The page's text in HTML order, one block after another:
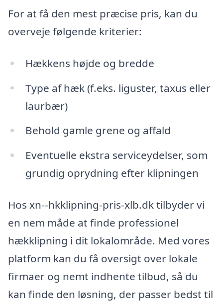
For at få den mest præcise pris, kan du
overveje følgende kriterier:
Hækkens højde og bredde
Type af hæk (f.eks. liguster, taxus eller
laurbær)
Behold gamle grene og affald
Eventuelle ekstra serviceydelser, som
grundig oprydning efter klipningen
Hos xn--hkklipning-pris-xlb.dk tilbyder vi
en nem måde at finde professionel
hækklipning i dit lokalområde. Med vores
platform kan du få oversigt over lokale
firmaer og nemt indhente tilbud, så du
kan finde den løsning, der passer bedst til